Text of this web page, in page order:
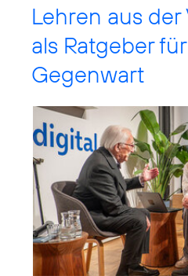
Lehren aus
als Ratgeber
Gegenwart